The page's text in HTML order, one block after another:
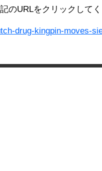
のURLをクリックして
drug-kingpin-moves-